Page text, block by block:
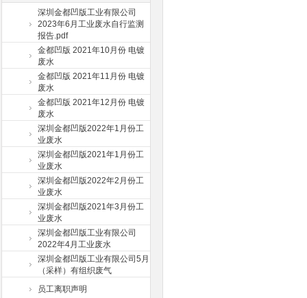
深圳金都凹版工业有限公司
2023年6月工业废水自行监测
报告.pdf
金都凹版 2021年10月份 电镀
废水
金都凹版 2021年11月份 电镀
废水
金都凹版 2021年12月份 电镀
废水
深圳金都凹版2022年1月份工
业废水
深圳金都凹版2021年1月份工
业废水
深圳金都凹版2022年2月份工
业废水
深圳金都凹版2021年3月份工
业废水
深圳金都凹版工业有限公司
2022年4月工业废水
深圳金都凹版工业有限公司5月
（采样）有组织废气
员工离职声明